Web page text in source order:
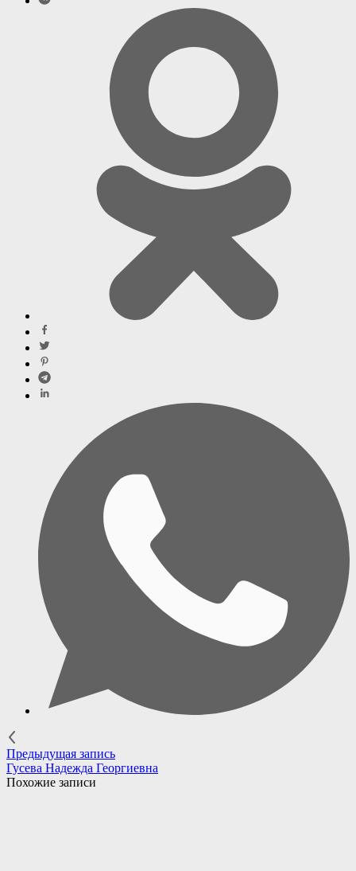
Предыдущая запись
Гусева Надежда Георгиевна
Похожие записи